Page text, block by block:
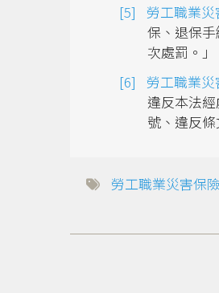
勞工職業
保、退保
次處罰。」
勞工職業
違反本法
號、違反條
勞工職業災害保險